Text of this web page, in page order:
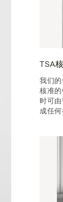
TSA
我们
核准
时可
成任何